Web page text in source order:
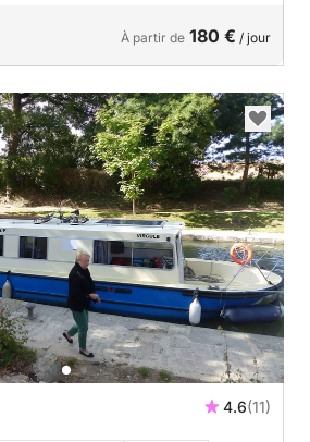
À partir de 180 € / jour
4.6(11)